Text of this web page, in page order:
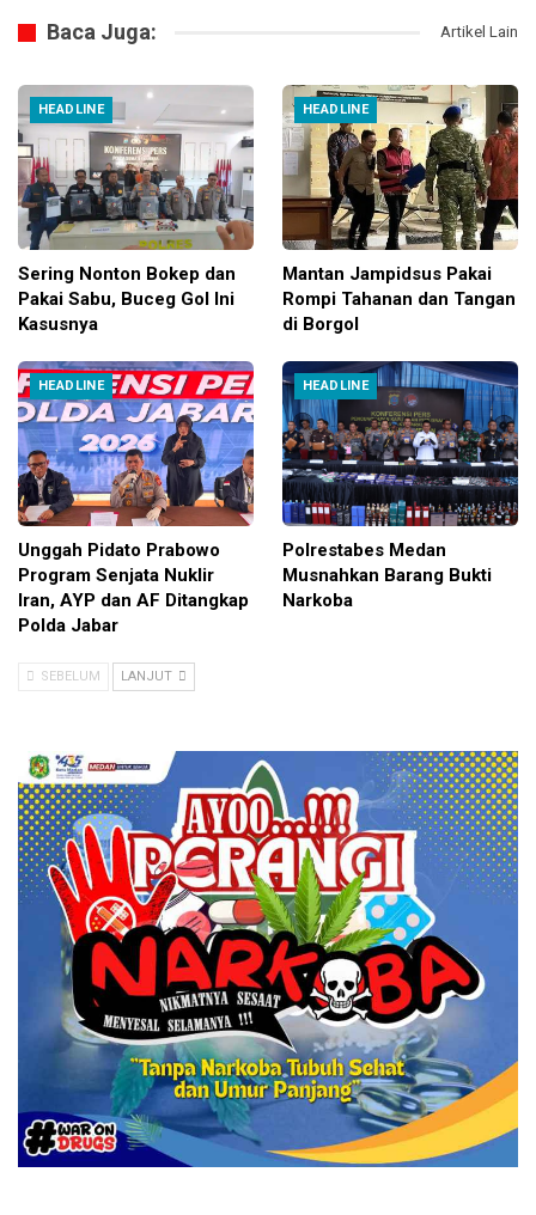
Baca Juga: Artikel Lain
HEADLINE
Sering Nonton Bokep dan
Pakai Sabu, Buceg Gol Ini
Kasusnya
HEADLINE
Mantan Jampidsus Pakai
Rompi Tahanan dan Tangan
di Borgol
HEADLINE
Unggah Pidato Prabowo
Program Senjata Nuklir
Iran, AYP dan AF Ditangkap
Polda Jabar
HEADLINE
Polrestabes Medan
Musnahkan Barang Bukti
Narkoba
SEBELUM LANJUT